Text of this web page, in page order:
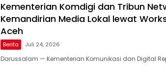
Kementerian Komdigi dan Tribun
Kemandirian Media Lokal lewat
Aceh
Berita Juli 24, 2026
Darussalam — Kementerian Komunikasi dan Digital